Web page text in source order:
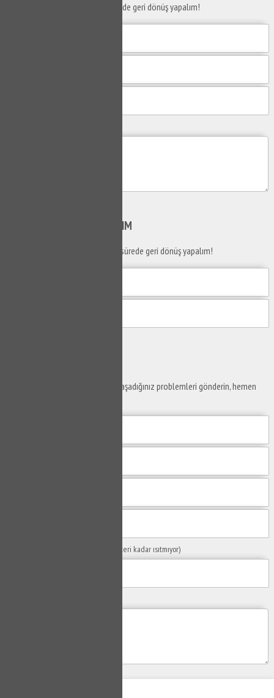
Taleplerinizi bize iletin en kısa sürede geri dönüş yapalım!
ARAYALIM
Telefon numaranızı bırakın en kısa sürede geri dönüş yapalım!
Yaşam alanlarınız ve ofislerinizde yaşadığınız problemleri gönderin, hemen
(Örn: Kombim yeteri kadar ısıtmıyor)